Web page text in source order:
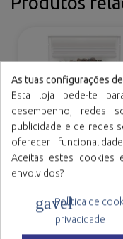
Sacos laminadas com
(DOYPACK®)
As tuas configurações
Esta loja pede-te
desempenho, redes
publicidade e de redes
oferecer
Aceitas estes cookies
envolvidos?
gavel
Política de
privacidade